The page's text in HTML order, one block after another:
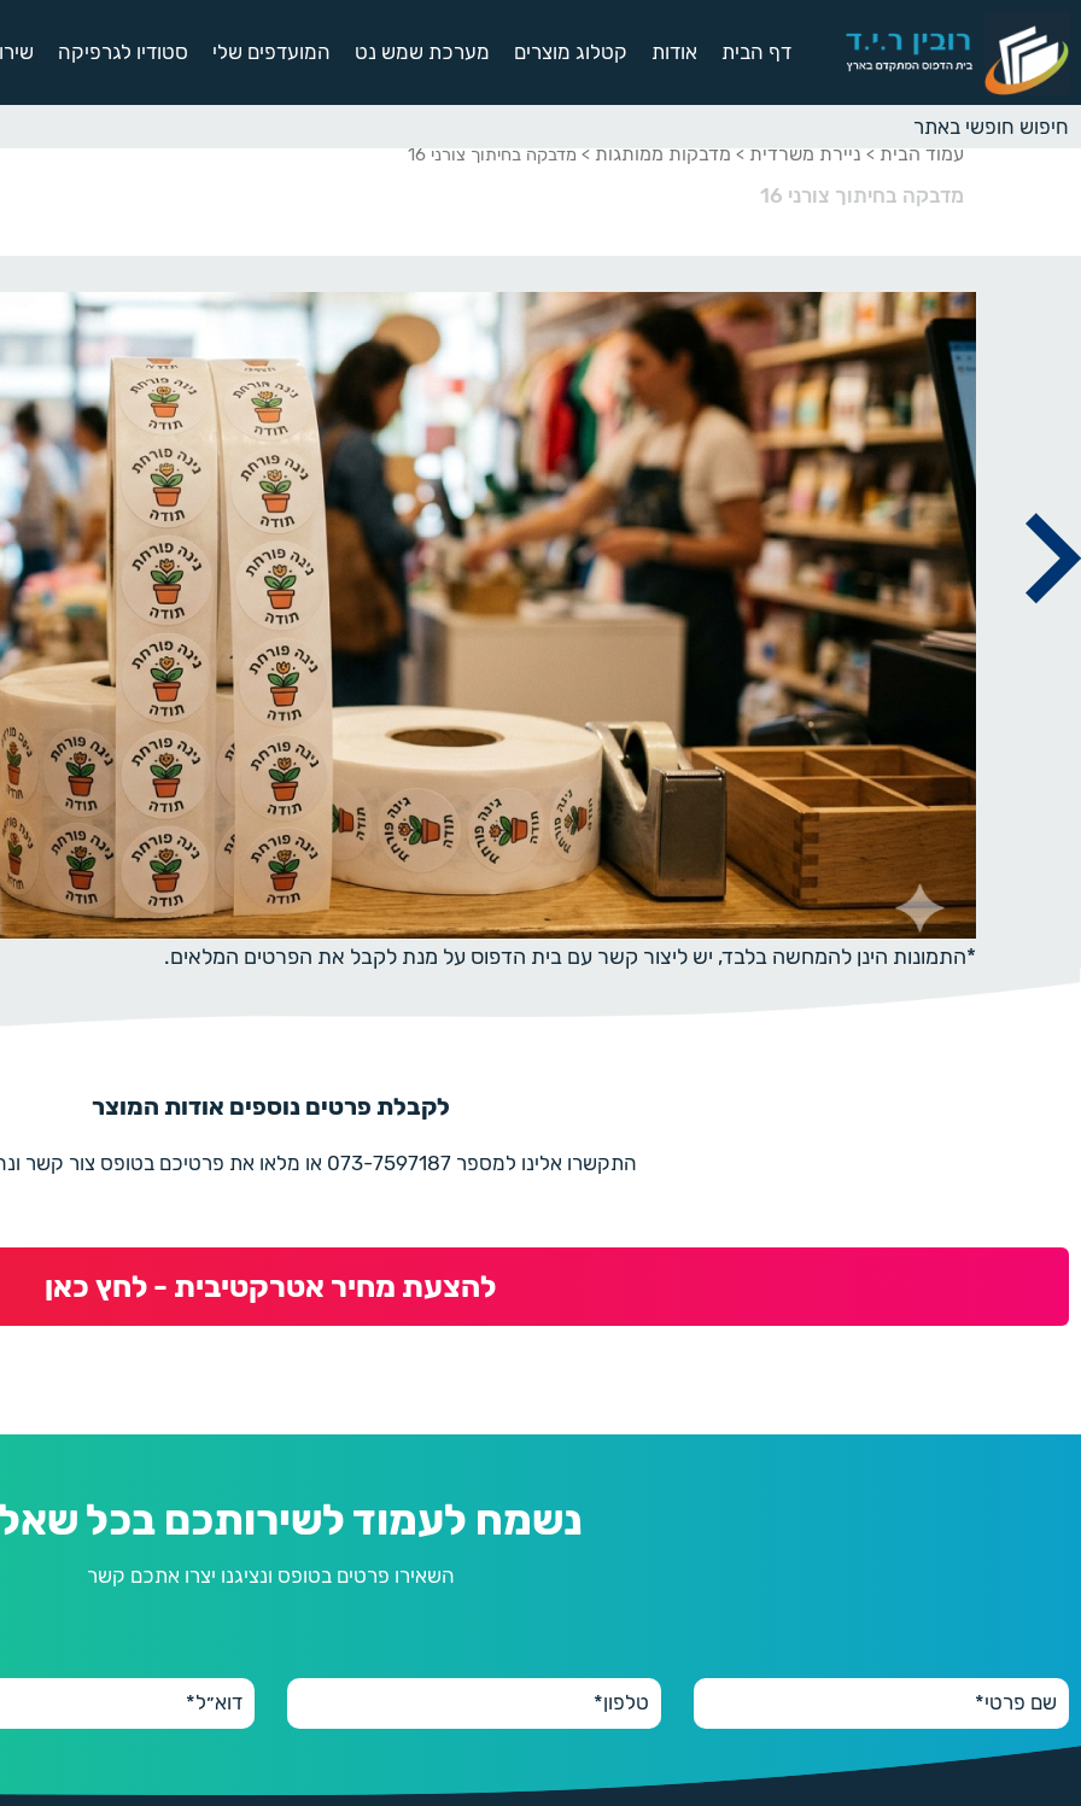
דף הבית אודות קטלוג מוצרים מערכת שמש נט המועדפים שלי סטודיו לגרפיקה
עמוד הבית > ניירת משרדית > מדבקות ממותגות > מדבקה בחיתוך צורני 16
מדבקה בחיתוך צורני 16
*התמונות הינן להמחשה בלבד, יש ליצור קשר עם בית הדפוס על מנת לקבל את הפרטים המלאים.
לקבלת פרטים נוספים אודות המוצר
התקשרו אלינו למספר 073-7597187 או מלאו את פרטיכם בטופס צור קשר ונחזור בהקדם
להצעת מחיר אטרקטיבית - לחץ כאן
נשמח לעמוד לשירותכם בכל
השאירו פרטים בטופס ונציגנו יצרו אתכם קשר